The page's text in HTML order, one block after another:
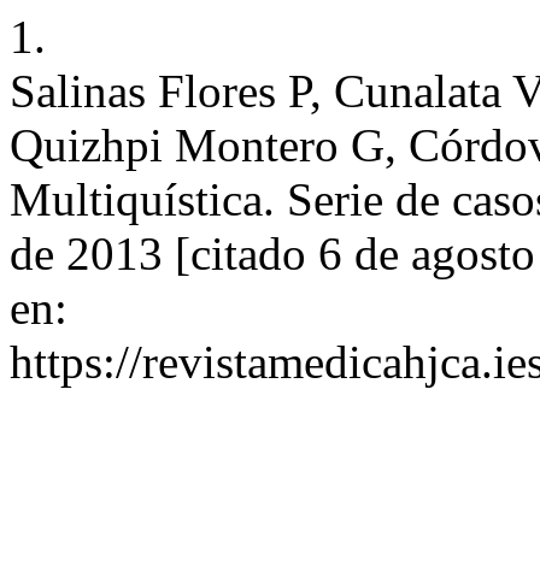
1.
Salinas Flores P, Cunalata
Quizhpi Montero G,
Multiquística. Serie de
de 2013 [citado 6 de
en:
https://